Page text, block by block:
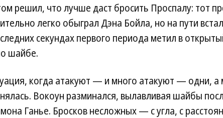
решил, что лучше даст бросить Проспалу: тот
легко обыграл Дэна Бойла, но на пути
секундах первого периода метил в
шайбе.
когда атакуют — и много атакуют — одни,
Вокоун разминался, вылавливая шайбы
Ганье. Бросков несложных — с угла, с